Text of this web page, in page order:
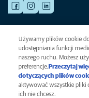
NAGŁY WYPADEK
Kliknij i zobacz
Polityka prywatności
Informacja o plikach
Używamy plików cookie
udostępniania funkcji
naszego ruchu. Możesz
preferencje. Przeczytaj
dotyczących plików
aktywować wszystkie pliki
ich nie chcesz.